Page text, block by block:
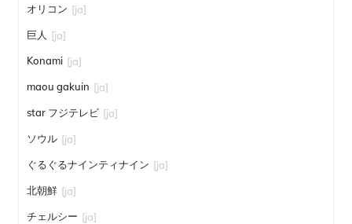
オリコン [ja]
巨人 [ja]
Konami [ja]
maou gakuin [ja]
star フジテレビ [ja]
ソウル [ja]
ぐるぐるナインティナイン [ja]
北朝鮮 [ja]
チェルシー [ja]